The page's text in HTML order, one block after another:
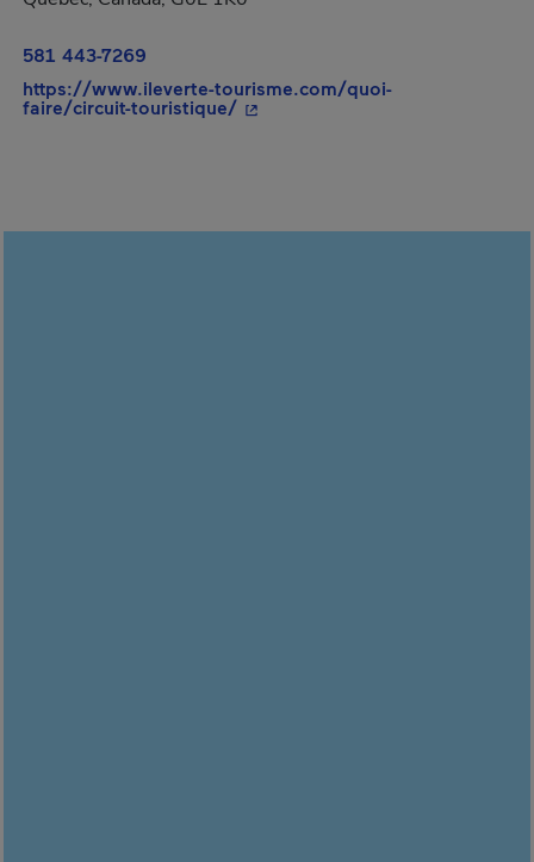
581 443-7269
https://www.ileverte-tourisme.com/quoi-
faire/circuit-touristique/- Cet hyperlien s'ouvrira dans